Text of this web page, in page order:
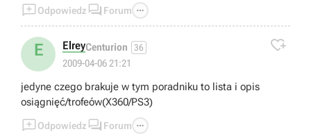
Odpowiedz  Forum 
E ElreyCenturion 36
2009-04-06 21:21

jedyne czego brakuje w tym poradniku to lista i opis
osiągnięć/trofeów(X360/PS3)
Odpowiedz  Forum 